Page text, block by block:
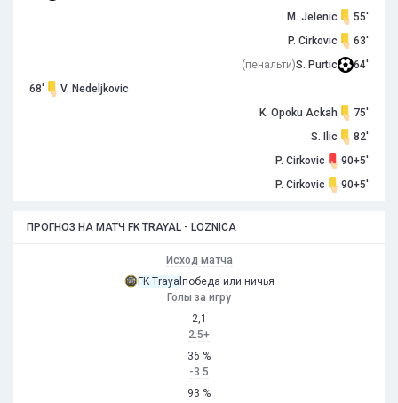
M. Jelenic
55'
P. Cirkovic
63'
(пенальти)S. Purtic
64'
68'
V. Nedeljkovic
K. Opoku Ackah
75'
S. Ilic
82'
P. Cirkovic
90+5'
P. Cirkovic
90+5'
ПРОГНОЗ НА МАТЧ FK TRAYAL - LOZNICA
Исход матча
FK Trayal победа или ничья
Голы за игру
2,1
2.5+
36 %
-3.5
93 %